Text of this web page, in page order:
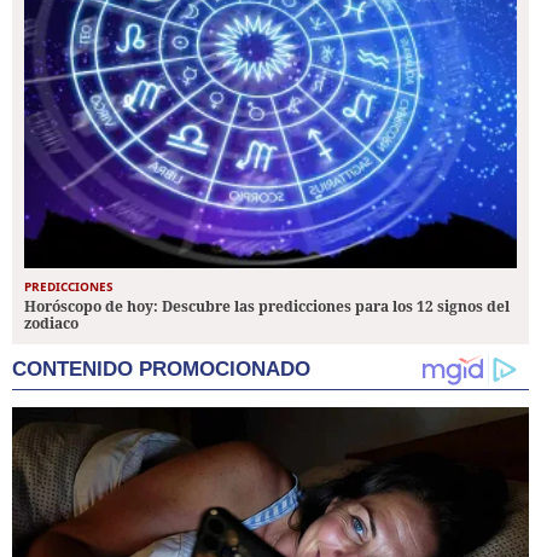
PREDICCIONES
Horóscopo de hoy: Descubre las predicciones para los 12 signos del
zodiaco
CONTENIDO PROMOCIONADO